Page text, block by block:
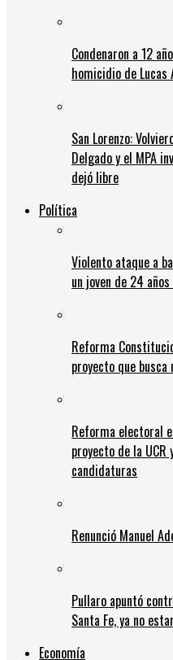
Condenaron a 12
homicidio de
San Lorenzo:
Delgado y el MPA
dejó libre
Política
Violento ataque a
un joven de 24
Reforma
proyecto que
Reforma electoral
proyecto de la
candidaturas
Renunció Manuel
Pullaro apuntó
Santa Fe, ya no
Economía